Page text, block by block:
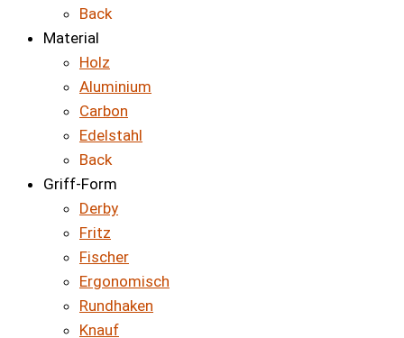
Back
Material
Holz
Aluminium
Carbon
Edelstahl
Back
Griff-Form
Derby
Fritz
Fischer
Ergonomisch
Rundhaken
Knauf